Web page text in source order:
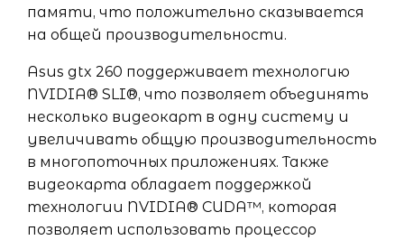
памяти, что положительно сказывается
на общей производительности.
Asus gtx 260 поддерживает технологию
NVIDIA® SLI®, что позволяет объединять
несколько видеокарт в одну систему и
увеличивать общую производительность
в многопоточных приложениях. Также
видеокарта обладает поддержкой
технологии NVIDIA® CUDA™, которая
позволяет использовать процессор